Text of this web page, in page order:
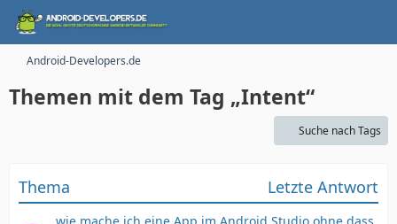
Android-Developers.de
Themen mit dem Tag „Intent“
Suche nach Tags
Thema Letzte Antwort